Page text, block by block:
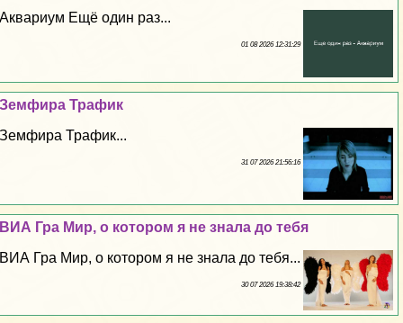
Аквариум Ещё один раз...
01 08 2026 12:31:29
Земфира Трафик
Земфира Трафик...
31 07 2026 21:56:16
ВИА Гра Мир, о котором я не знала до тебя
ВИА Гра Мир, о котором я не знала до тебя...
30 07 2026 19:38:42